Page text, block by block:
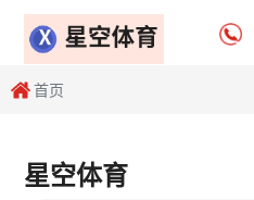
首页
星空体育